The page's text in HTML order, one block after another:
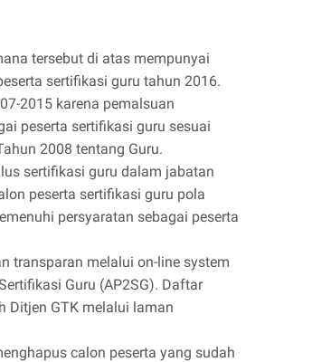
tersebut di atas mempunyai
sertifikasi guru tahun 2016.
2015 karena pemalsuan
peserta sertifikasi guru sesuai
2008 tentang Guru.
sertifikasi guru dalam jabatan
peserta sertifikasi guru pola
persyaratan sebagai peserta
transparan melalui on-line system
Guru (AP2SG). Daftar
Ditjen GTK melalui laman
calon peserta yang sudah